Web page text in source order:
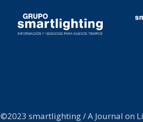
©2023 smartlighting / A Journal on